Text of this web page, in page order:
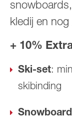
kledij en nog
+ 10%
Ski-set:
skibinding